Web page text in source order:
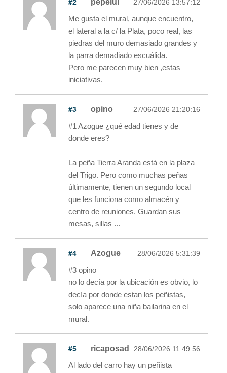
pepelui 27/06/2026 13:57:12
Me gusta el mural, aunque encuentro,
el lateral a la c/ la Plata, poco real, las
piedras del muro demasiado grandes y
la parra demadiado escuálida.
Pero me parecen muy bien ,estas
iniciativas.
#3 opino 27/06/2026 21:20:16
#1 Azogue ¿qué edad tienes y de
donde eres?
La peña Tierra Aranda está en la plaza
del Trigo. Pero como muchas peñas
últimamente, tienen un segundo local
que les funciona como almacén y
centro de reuniones. Guardan sus
mesas, sillas ...
#4 Azogue 28/06/2026 5:31:39
#3 opino
no lo decía por la ubicación es obvio, lo
decía por donde estan los peñistas,
solo aparece una niña bailarina en el
mural.
#5 ricaposad 28/06/2026 11:49:56
Al lado del carro hay un peñista